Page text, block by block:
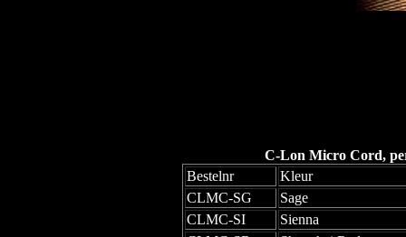
C-Lon Micro Cord,
Bestelnr
Kleur
CLMC-SG
Sage
CLMC-SI
Sienna